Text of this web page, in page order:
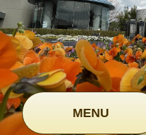
MENU